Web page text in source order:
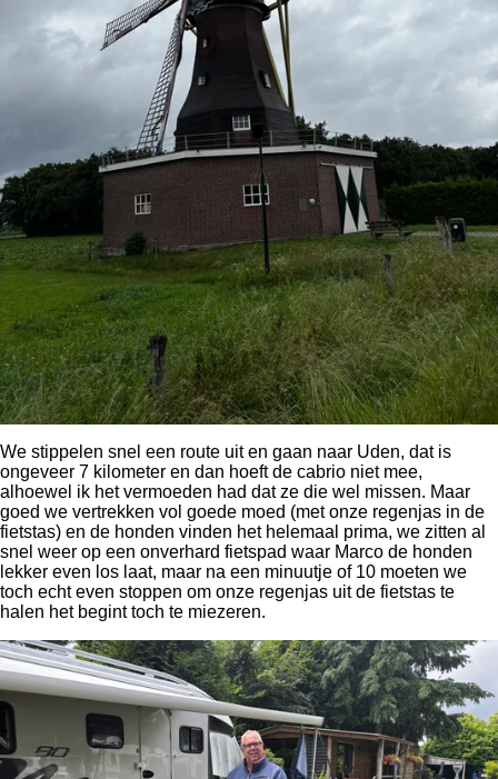
We stippelen snel een route uit en gaan naar Uden, dat is
ongeveer 7 kilometer en dan hoeft de cabrio niet mee,
alhoewel ik het vermoeden had dat ze die wel missen. Maar
goed we vertrekken vol goede moed (met onze regenjas in de
fietstas) en de honden vinden het helemaal prima, we zitten al
snel weer op een onverhard fietspad waar Marco de honden
lekker even los laat, maar na een minuutje of 10 moeten we
toch echt even stoppen om onze regenjas uit de fietstas te
halen het begint toch te miezeren.